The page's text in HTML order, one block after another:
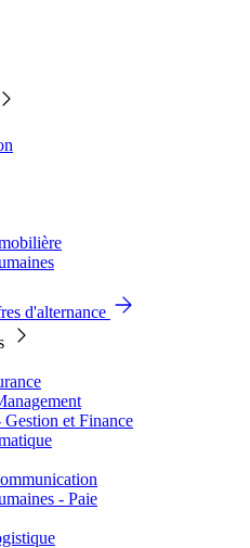
d'alternance
et Finance
- Paie